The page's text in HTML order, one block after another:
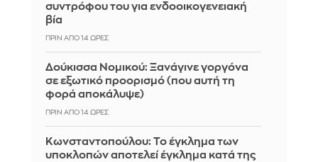
συντρόφου του για ενδοοικογενειακή
βία
ΠΡΙΝ ΑΠΌ 14 ΏΡΕΣ
Δούκισσα Νομικού: Ξανάγινε γοργόνα
σε εξωτικό προορισμό (που αυτή τη
φορά αποκάλυψε)
ΠΡΙΝ ΑΠΌ 14 ΏΡΕΣ
Κωνσταντοπούλου: Το έγκλημα των
υποκλοπών αποτελεί έγκλημα κατά της